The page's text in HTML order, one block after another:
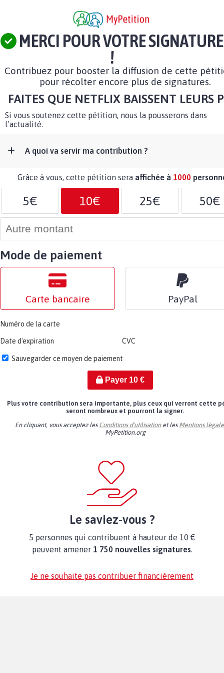
MERCI POUR VOTRE SIGNATURE
!
Contribuez pour booster la diffusion de cette
pour récolter encore plus de signatures.
FAITES QUE NETFLIX BAISSENT LEURS
Si vous soutenez cette pétition, nous la pousserons dans
l’actualité.
A quoi va servir ma contribution ?
Grâce à vous, cette pétition sera affichée à 1000
5€ 10€ 25€ 50€
Mode de paiement
Carte bancaire PayPal
Numéro de la carte
Date d'expiration CVC
Sauvegarder ce moyen de paiement
Payer 10€
Plus votre contribution sera importante, plus ceux qui verront cette
seront nombreux et pourront la signer.
En cliquant, vous acceptez les Conditions d'utilisationet les Mentions
MyPetition.org
Le saviez-vous ?
5 personnes qui contribuent à hauteur de 10 €
peuvent amener 1 750 nouvelles signatures.
Je ne souhaite pas contribuer financièrement